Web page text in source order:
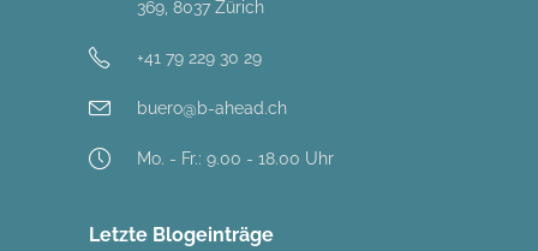
369, 8037 Zürich
+41 79 229 30 29
buero@b-ahead.ch
Mo. - Fr.: 9.00 - 18.00 Uhr
Letzte Blogeinträge